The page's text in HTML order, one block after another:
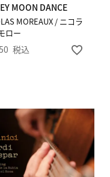
MOREAUX / ニコラ
ロー
MOON DANCE
税込